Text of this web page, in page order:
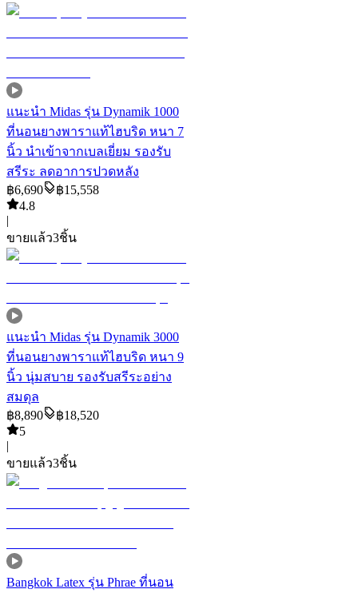
แนะนำ Midas รุ่น Dynamik 1000
ที่นอนยางพาราแท้ไฮบริด หนา 7
นิ้ว นำเข้าจากเบลเยี่ยม รองรับ
สรีระ ลดอาการปวดหลัง
฿6,690 ฿15,558
4.8
|
ขายแล้ว3ชิ้น
แนะนำ Midas รุ่น Dynamik 3000
ที่นอนยางพาราแท้ไฮบริด หนา 9
นิ้ว นุ่มสบาย รองรับสรีระอย่าง
สมดุล
฿8,890 ฿18,520
5
|
ขายแล้ว3ชิ้น
Bangkok Latex รุ่น Phrae ที่นอน